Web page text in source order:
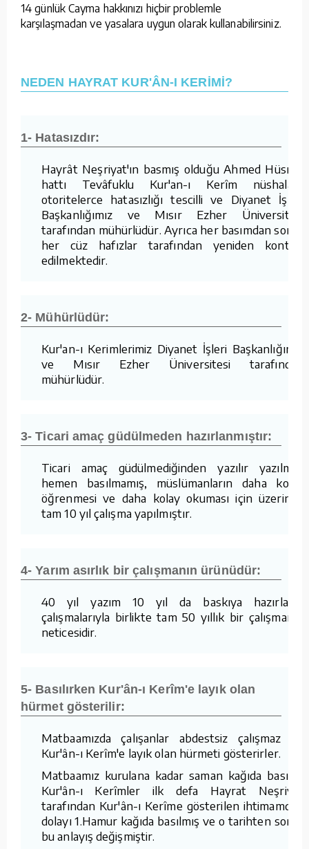
14 günlük Cayma hakkınızı hiçbir problemle
karşılaşmadan ve yasalara uygun olarak kullanabilirsiniz.
NEDEN HAYRAT KUR'ÂN-I KERİMİ?
1- Hatasızdır:
Hayrât Neşriyat'ın basmış olduğu Ahmed Hüsrev
hattı Tevâfuklu Kur'an-ı Kerîm nüshaları,
otoritelerce hatasızlığı tescilli ve Diyanet İşleri
Başkanlığımız ve Mısır Ezher Üniversitesi
tarafından mühürlüdür. Ayrıca her basımdan sonra
her cüz hafızlar tarafından yeniden kontrol
edilmektedir.
2- Mühürlüdür:
Kur'an-ı Kerimlerimiz Diyanet İşleri Başkanlığımız
ve Mısır Ezher Üniversitesi tarafından
mühürlüdür.
3- Ticari amaç güdülmeden hazırlanmıştır:
Ticari amaç güdülmediğinden yazılır yazılmaz
hemen basılmamış, müslümanların daha kolay
öğrenmesi ve daha kolay okuması için üzerinde
tam 10 yıl çalışma yapılmıştır.
4- Yarım asırlık bir çalışmanın ürünüdür:
40 yıl yazım 10 yıl da baskıya hazırlama
çalışmalarıyla birlikte tam 50 yıllık bir çalışmanın
neticesidir.
5- Basılırken Kur'ân-ı Kerîm'e layık olan
hürmet gösterilir:
Matbaamızda çalışanlar abdestsiz çalışmaz ve
Kur'ân-ı Kerîm'e layık olan hürmeti gösterirler.
Matbaamız kurulana kadar saman kağıda basılan
Kur'ân-ı Kerîmler ilk defa Hayrat Neşriyat
tarafından Kur'ân-ı Kerîme gösterilen ihtimamdan
dolayı 1.Hamur kağıda basılmış ve o tarihten sonra
bu anlayış değişmiştir.